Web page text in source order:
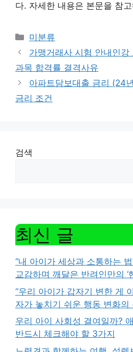
다. 자세한 내용은 본문을 참
Categories
미분류
가맹거래사 시험 안내인강
과목 합격률 결격사유
아파트담보대출 금리 (24
금리 조건
검색
최신 글
“내 아이가 세상과 소통하는
교감하며 깨달은 반려인만의 ‘
“우리 아이가 갑자기 변한 게
자가 놓치기 쉬운 행동 변화의
우리 아이 사회성 결여일까?
반드시 체크해야 할 3가지